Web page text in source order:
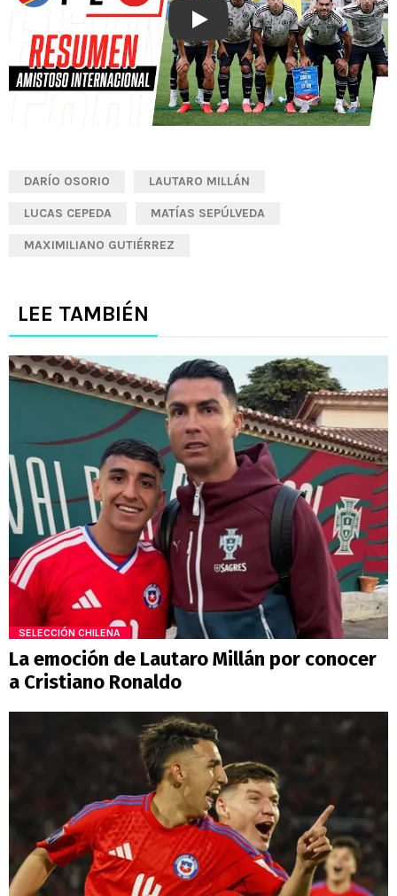
Play
DARÍO OSORIO LAUTARO MILLÁN
LUCAS CEPEDA MATÍAS SEPÚLVEDA
MAXIMILIANO GUTIÉRREZ
LEE TAMBIÉN
SELECCIÓN CHILENA
La emoción de Lautaro Millán por conocer
a Cristiano Ronaldo